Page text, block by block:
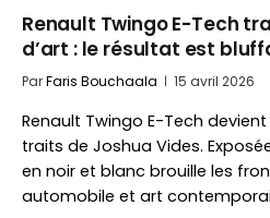
Renault Twingo E-Tech
d’art : le résultat est
ParFaris Bouchaala 15 avril 2026
Renault Twingo E-Tech
traits de Joshua Vides.
en noir et blanc brouille les
automobile et art